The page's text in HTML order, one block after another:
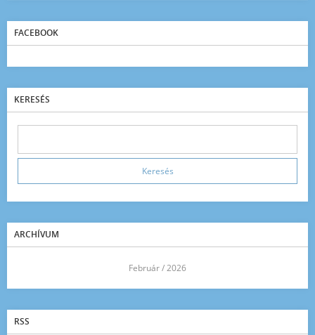
FACEBOOK
KERESÉS
ARCHÍVUM
Február / 2026
RSS